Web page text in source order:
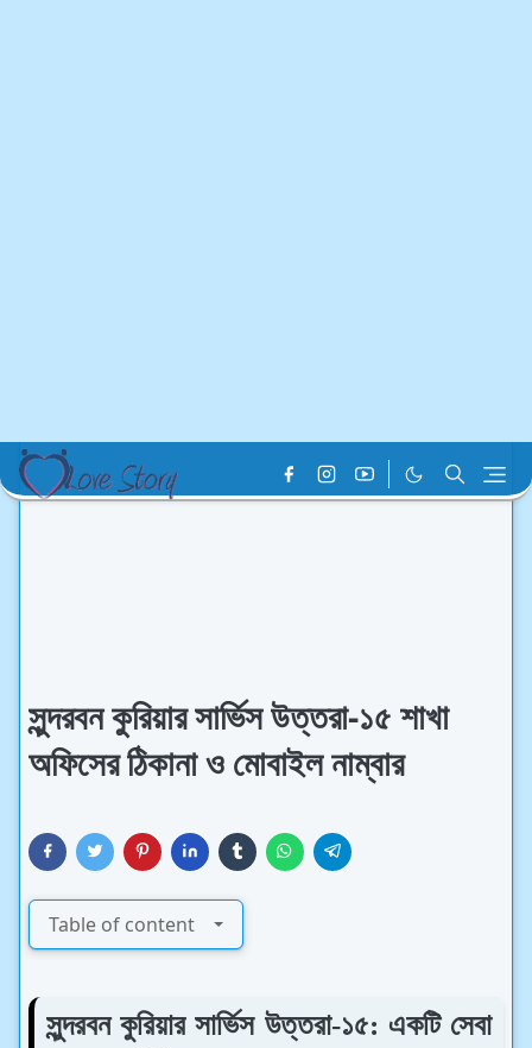
সুন্দরবন কুরিয়ার সার্ভিস উত্তরা-১৫ শাখা
অফিসের ঠিকানা ও মোবাইল নাম্বার
Table of content
সুন্দরবন কুরিয়ার সার্ভিস উত্তরা-১৫: একটি সেবা